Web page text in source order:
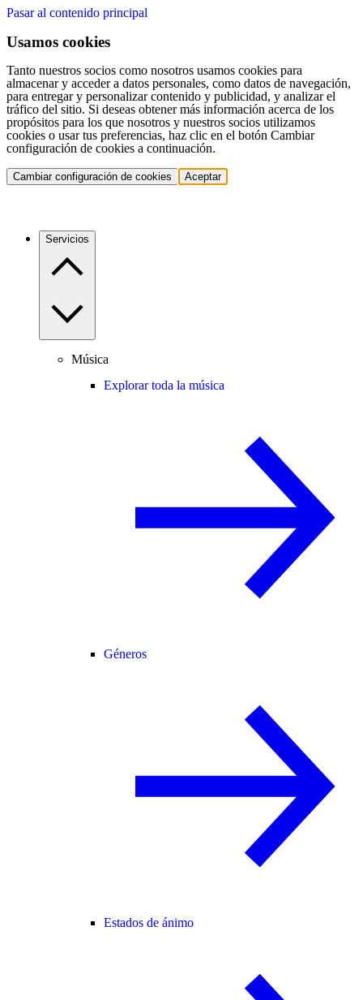
Pasar al contenido principal
Usamos cookies
Tanto nuestros socios como nosotros usamos cookies para
almacenar y acceder a datos personales, como datos de navegación,
para entregar y personalizar contenido y publicidad, y analizar el
tráfico del sitio. Si deseas obtener más información acerca de los
propósitos para los que nosotros y nuestros socios utilizamos
cookies o usar tus preferencias, haz clic en el botón Cambiar
configuración de cookies a continuación.
Cambiar configuración de cookies Aceptar
Servicios
Música
Explorar toda la música
Géneros
Estados de ánimo